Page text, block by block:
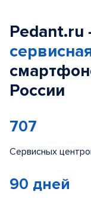
Pedant.ru
России
707
Сервисных
90 дней